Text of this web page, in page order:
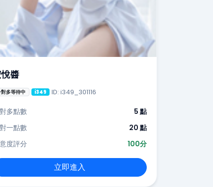
醬
對多等待中 i349 ID: i349_301116
多點數
5 點
一點數
20 點
度評分
100分
立即進入